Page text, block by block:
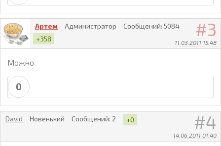
3
11.03.2011 15:48
Артем Администратор Сообщений: 5084
+358
Можно
0
4
14.06.2011 01:40
David Новенький Сообщений: 2 +0